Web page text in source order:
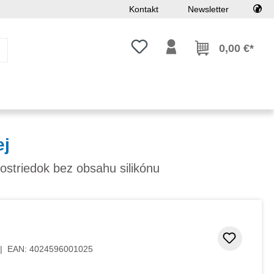
Kontakt Newsletter
Máte 0 položky zoznamu želaní
0,00 €*
bez obsahu silikónu
| EAN: 4024596001025